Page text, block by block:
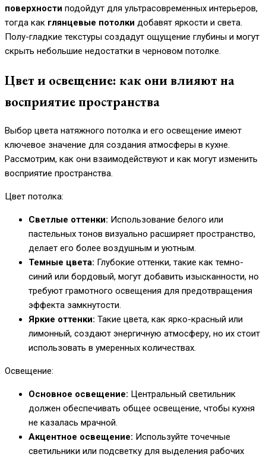
поверхности подойдут для ультрасовременных интерьеров,
тогда как глянцевые потолки добавят яркости и света.
Полу-гладкие текстуры создадут ощущение глубины и могут
скрыть небольшие недостатки в черновом потолке.
Цвет и освещение: как они влияют на
восприятие пространства
Выбор цвета натяжного потолка и его освещение имеют
ключевое значение для создания атмосферы в кухне.
Рассмотрим, как они взаимодействуют и как могут изменить
восприятие пространства.
Цвет потолка:
Светлые оттенки: Использование белого или
пастельных тонов визуально расширяет пространство,
делает его более воздушным и уютным.
Темные цвета: Глубокие оттенки, такие как темно-
синий или бордовый, могут добавить изысканности, но
требуют грамотного освещения для предотвращения
эффекта замкнутости.
Яркие оттенки: Такие цвета, как ярко-красный или
лимонный, создают энергичную атмосферу, но их стоит
использовать в умеренных количествах.
Освещение:
Основное освещение: Центральный светильник
должен обеспечивать общее освещение, чтобы кухня
не казалась мрачной.
Акцентное освещение: Используйте точечные
светильники или подсветку для выделения рабочих